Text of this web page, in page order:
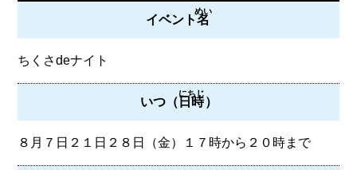
イベント名
めい
ちくさdeナイト
いつ（日時
にちじ
）
８月７日２１日２８日（金）１７時から２０時まで